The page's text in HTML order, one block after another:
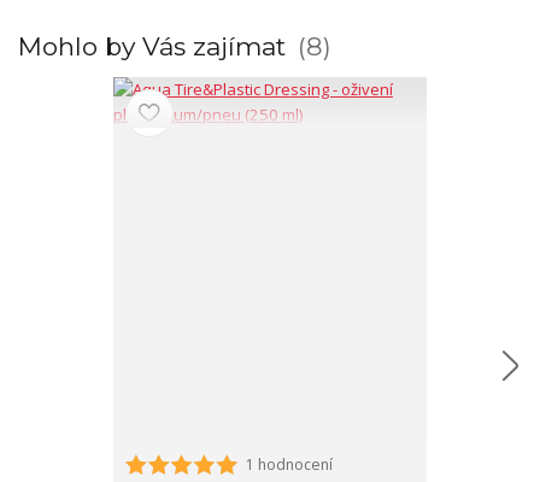
Mohlo by Vás zajímat 8
1 hodnocení